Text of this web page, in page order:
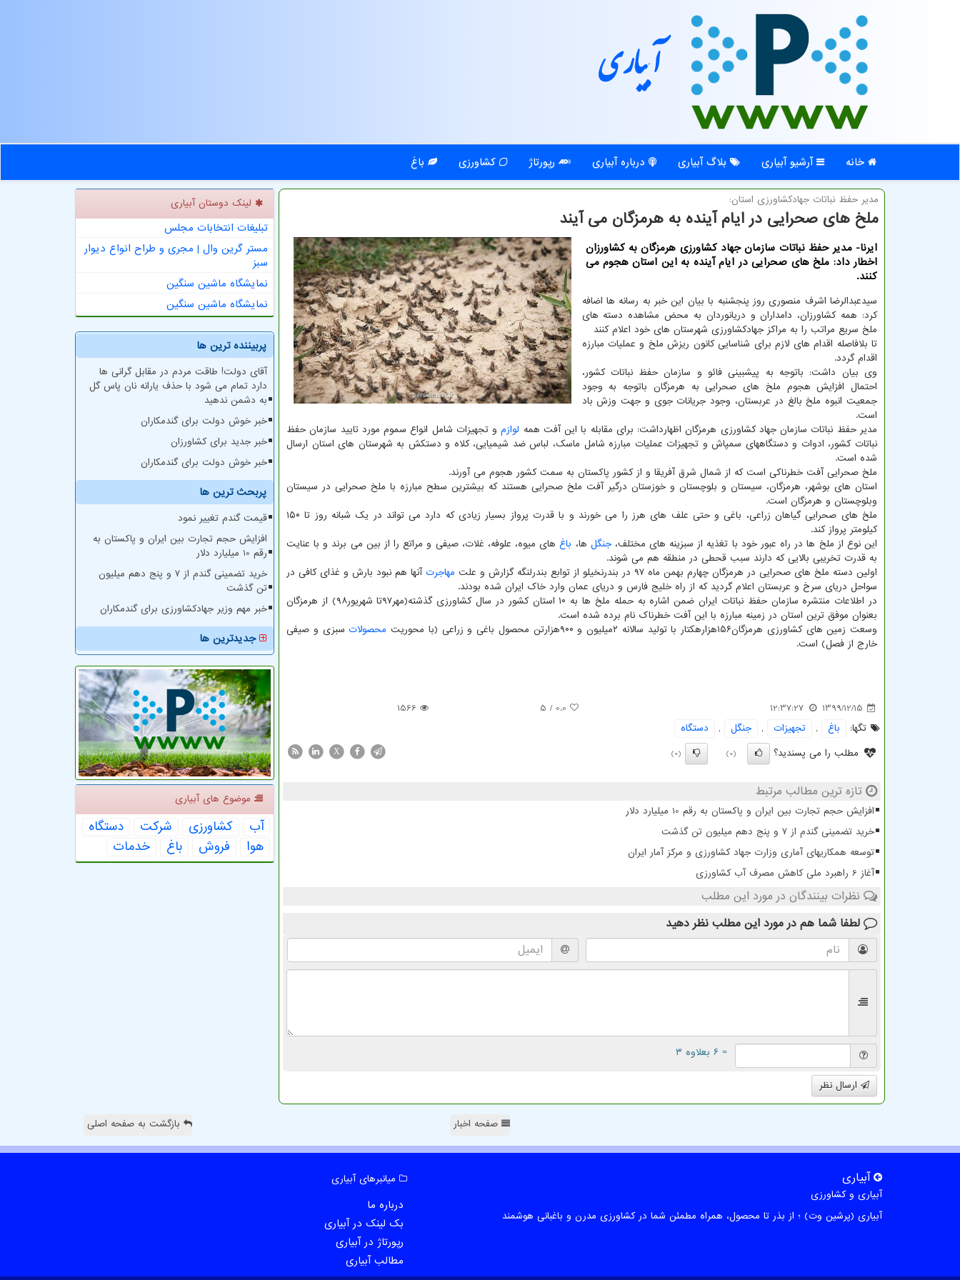
آبیاری
خانه آرشیو آبیاری بلاگ آبیاری درباره آبیاری رپورتاژ کشاورزی باغ
مدیر حفظ نباتات جهادكشاورزی استان:
ملخ های صحرایی در ایام آینده به هرمزگان می آیند
ایرنا- مدیر حفظ نباتات سازمان جهاد کشاورزی هرمزگان به کشاورزان
اخطار داد: ملخ های صحرایی در ایام آینده به این استان هجوم می
کنند.
سیدعبدالرضا اشرف منصوری روز پنجشنبه با بیان این خبر به رسانه ها اضافه
کرد: همه کشاورزان، دامداران و دریانوردان به محض مشاهده دسته های
ملخ سریع مراتب را به مراکز جهادکشاورزی شهرستان های خود اعلام کنند
تا بلافاصله اقدام های لازم برای شناسایی کانون ریزش ملخ و عملیات مبارزه
اقدام گردد.
وی بیان داشت: باتوجه به پیشبینی فائو و سازمان حفظ نباتات کشور،
احتمال افزایش هجوم ملخ های صحرایی به هرمزگان باتوجه به وجود
جمعیت انبوه ملخ بالغ در عربستان، وجود جریانات جوی و جهت وزش باد
است.
مدیر حفظ نباتات سازمان جهاد کشاورزی هرمزگان اظهارداشت: برای مقابله با این آفت همه لوازمو تجهیزات شامل انواع سموم مورد تایید سازمان حفظ
نباتات کشور، ادوات و دستگاههای سمپاش و تجهیزات عملیات مبارزه شامل ماسک، لباس ضد شیمیایی، کلاه و دستکش به شهرستان های استان ارسال
شده است.
ملخ صحرایی آفت خطرناکی است که از شمال شرق آفریقا و از کشور پاکستان به سمت کشور هجوم می آورند.
استان های بوشهر، هرمزگان، سیستان و بلوچستان و خوزستان درگیر آفت ملخ صحرایی هستند که بیشترین سطح مبارزه با ملخ صحرایی در سیستان
وبلوچستان و هرمزگان است.
ملخ های صحرایی گیاهان زراعی، باغی و حتی علف های هرز را می خورند و با قدرت پرواز بسیار زیادی که دارد می تواند در یک شبانه روز تا ۱۵۰
کیلومتر پرواز کند.
این نوع از ملخ ها در راه عبور خود با تغذیه از سبزینه های مختلف،جنگل ها، باغهای میوه، علوفه، غلات، صیفی و مراتع را از بین می برند و با عنایت
به قدرت تخریبی بالایی که دارند سبب قحطی در منطقه هم می شوند.
اولین دسته ملخ های صحرایی در هرمزگان چهارم بهمن ماه ۹۷ در بندرنخیلو از توابع بندرلنگه گزارش و علت
مهاجرت آنها هم نبود بارش و غذای کافی در
سواحل دریای سرخ و عربستان اعلام گردید که از راه خلیج فارس و دریای عمان وارد خاک ایران شده بودند.
در اطلاعات منتشره سازمان حفظ نباتات ایران ضمن اشاره به حمله ملخ ها به ۱۰ استان کشور در سال کشاورزی گذشته(مهر۹۷تا شهریور۹۸) از هرمزگان
بعنوان موفق ترین استان در زمینه مبارزه با این آفت خطرناک نام برده شده است.
وسعت زمین های کشاورزی هرمزگان۱۵۶هزارهکتار با تولید سالانه ۲میلیون و ۹۰۰هزارتن محصول باغی و زراعی (با محوریت
محصولات سبزی و صیفی
خارج از فصل) است.
1399/12/15
12:37:27
0.0
/ 5
1566
تگها:
باغ , تجهیزات , جنگل ,
دستگاه
مطلب را می پسندید؟
(0)
(0)
X
تازه ترین مطالب مرتبط
افزایش حجم تجارت بین ایران و پاکستان به رقم 10 میلیارد دلار
خرید تضمینی گندم از ۷ و پنج دهم میلیون تن گذشت
توسعه همکاریهای آماری وزارت جهاد کشاورزی و مرکز آمار ایران
آغاز 6 راهبرد ملی کاهش مصرف آب کشاورزی
نظرات بینندگان در مورد این مطلب
لطفا شما هم در مورد این مطلب نظر دهید
= ۶ بعلاوه ۳
ارسال نظر
لینک دوستان آبیاری
تبلیغات انتخابات مجلس
مستر گرین وال | مجری و طراح انواع دیوار
سبز
نمایشگاه ماشین سنگین
نمایشگاه ماشین سنگین
پربیننده ترین ها
آقای دولت! طاقت مردم در مقابل گرانی ها
دارد تمام می شود با حذف یارانه نان پاس گل
به دشمن ندهید
خبر خوش دولت برای گندمکاران
خبر جدید برای کشاورزان
خبر خوش دولت برای گندمکاران
پربحث ترین ها
قیمت گندم تغییر نمود
افزایش حجم تجارت بین ایران و پاکستان به
رقم 10 میلیارد دلار
خرید تضمینی گندم از ۷ و پنج دهم میلیون
تن گذشت
خبر مهم وزیر جهادکشاورزی برای گندمکاران
جدیدترین ها
موضوع های آبیاری
آب كشاورزی شركت
دستگاه
هوا
فروش باغ خدمات
صفحه اخبار بازگشت به صفحه اصلی
آبیاری
آبیاری و کشاورزی
آبیاری (پرشین وت) ؛ از بذر تا محصول، همراه مطمئن شما در کشاورزی مدرن و باغبانی هوشمند
میانبرهای آبیاری
درباره ما
بک لینک در آبیاری
رپورتاژ در آبیاری
مطالب آبیاری